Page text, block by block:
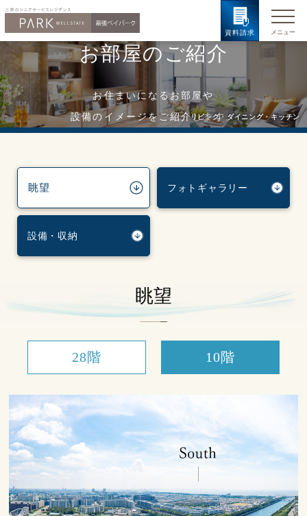
資料請求
お部屋のご紹介
お住まいになるお部屋や
設備のイメージをご紹介します。リビング・ダイニング・キッチン
眺望 フォトギャラリー
設備・収納
眺望
28階 10階